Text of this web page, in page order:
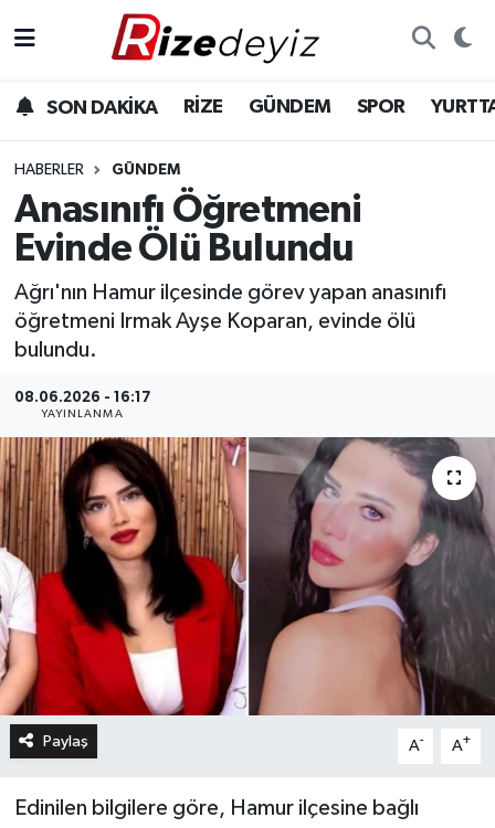
SON DAKİKA RİZE GÜNDEM SPOR
HABERLER GÜNDEM
Anasınıfı Öğretmeni
Evinde Ölü Bulundu
Ağrı'nın Hamur ilçesinde görev yapan anasınıfı
öğretmeni Irmak Ayşe Koparan, evinde ölü
bulundu.
08.06.2026 - 16:17
YAYINLANMA
Paylaş A- A+
Edinilen bilgilere göre, Hamur ilçesine bağlı
Gündem
Yurttan Haberler
Ekonomi
Teknoloji
Rize Hava Durumu
Rize Trafik Yoğunluk Haritası
Süper Lig Puan Durumu ve Fikstür
Tüm Manşetler
Haber Arşivi